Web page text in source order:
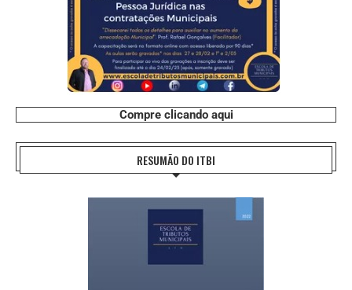
Compre clicando aqui
RESUMÃO DO ITBI